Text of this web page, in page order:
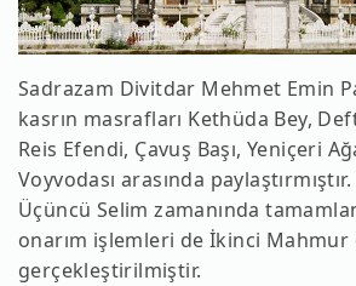
Sadrazam Divitdar Mehmet Emin
kasrın masrafları Kethüda Bey,
Reis Efendi, Çavuş Başı, Yeniçeri
Voyvodası arasında
Üçüncü Selim zamanında
onarım işlemleri de İkinci
gerçekleştirilmiştir.